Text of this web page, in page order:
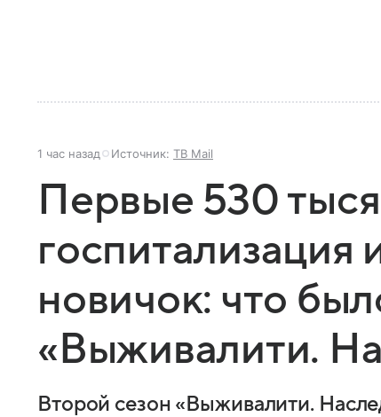
1 час назад Источник: ТВ Mail
Первые 530
новичок: что
«Выживалити.
Второй сезон «Выживалити.